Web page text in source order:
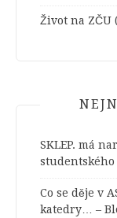
Život na ZČU
SKLEP. má
studentského
Co se děje v
katedry… –